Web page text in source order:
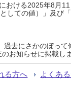
おける2025年8月
しての値）」及
去にさかのぼっ
お知らせに掲載しま
る方へ よくあ